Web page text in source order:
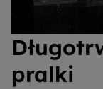
pralki